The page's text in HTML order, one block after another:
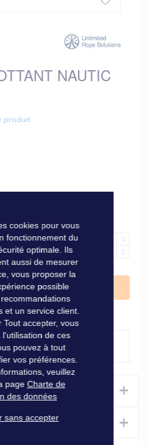
NAUTIC
produit
au panier
+
à cheval au bateau ou comme+
cookies pour vous
fonctionnement du
optimale. Ils
aussi de mesurer
vous proposer la
possible
et un service client.
Tout accepter, vous
de ces
pouvez à tout
vos préférences.
veuillez
page Charte de
des données
sans accepter